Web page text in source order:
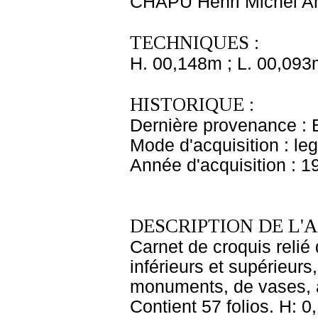
TECHNIQUES :
H. 00,148m ; L.
HISTORIQUE :
Dernière provenance :
Mode d'acquisition :
Année d'acquisition :
DESCRIPTION DE
Carnet de croquis
inférieurs et
monuments, de
Contient 57 folios. H: